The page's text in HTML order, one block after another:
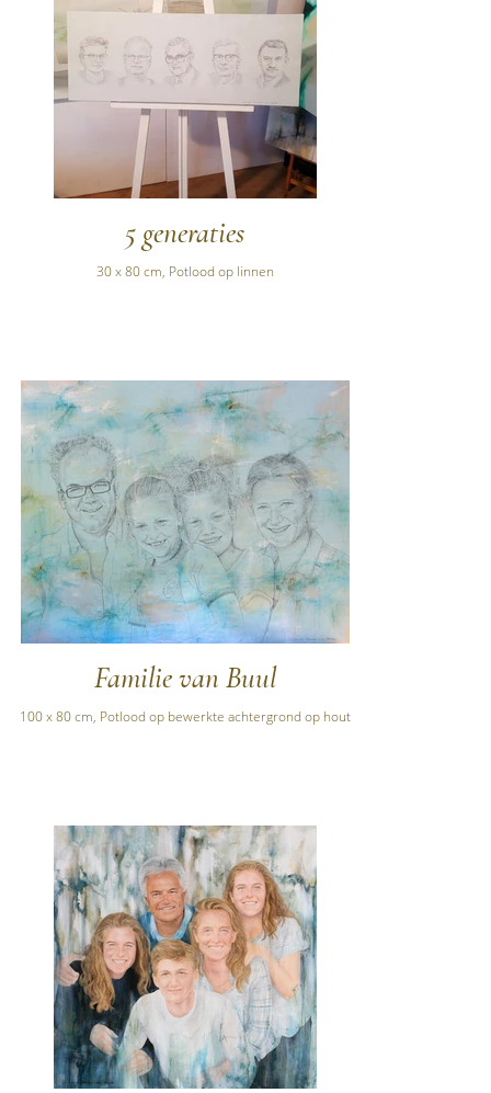
5 generaties
30 x 80 cm, Potlood op linnen
Familie van Buul
100 x 80 cm, Potlood op bewerkte achtergrond op hout